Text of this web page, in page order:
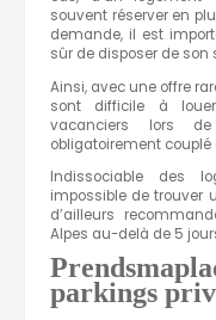
souvent réserver en
demande, il est
sûr de disposer de
Ainsi, avec une offre
sont difficile à
vacanciers lors
obligatoirement
Indissociable des
impossible de trouver
d’ailleurs
Alpes au-delà de 5
parkings